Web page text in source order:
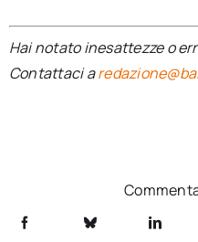
Hai notato inesattezze o
Contattaci a